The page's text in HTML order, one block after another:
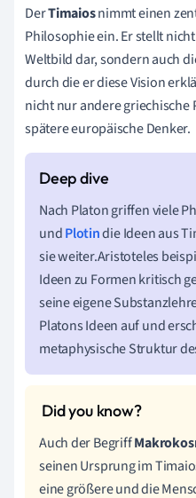
DerTimaiosnimmt einen
Philosophie ein. Er stellt
Weltbild dar, sondern auch
durch die er diese Vision
nicht nur andere
spätere europäische Denker.
Nach Platon griffen viele
undPlotindie Ideen aus
sie weiter.Aristoteles
Ideen zu Formen kritisch
seine eigene
Platons Ideen auf und
metaphysische Struktur
Auch der Begriff
seinen Ursprung im
eine größere und die